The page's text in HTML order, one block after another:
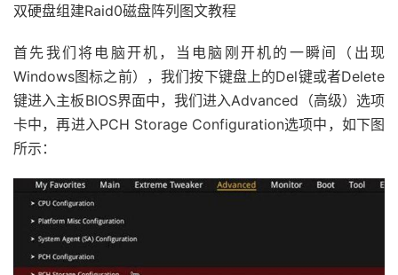
双硬盘组建Raid0磁盘阵列图文教程
首先我们将电脑开机，当电脑刚开机的一瞬间（出现
Windows图标之前），我们按下键盘上的Del键或者Delete
键进入主板BIOS界面中，我们进入Advanced（高级）选项
卡中，再进入PCH Storage Configuration选项中，如下图
所示：